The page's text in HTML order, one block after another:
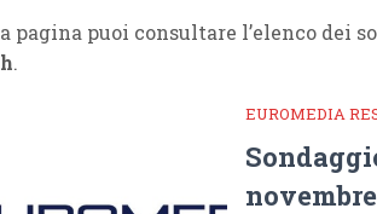
pagina puoi consultare l’elenco
.
EUROMEDIA